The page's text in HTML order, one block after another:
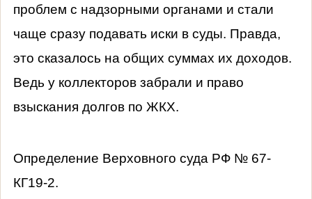
проблем с надзорными органами и стали
чаще сразу подавать иски в суды. Правда,
это сказалось на общих суммах их доходов.
Ведь у коллекторов забрали и право
взыскания долгов по ЖКХ.
Определение Верховного суда РФ № 67-
КГ19-2.